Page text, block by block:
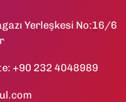
Yerleşkesi No:16/6
+90 232 4048989